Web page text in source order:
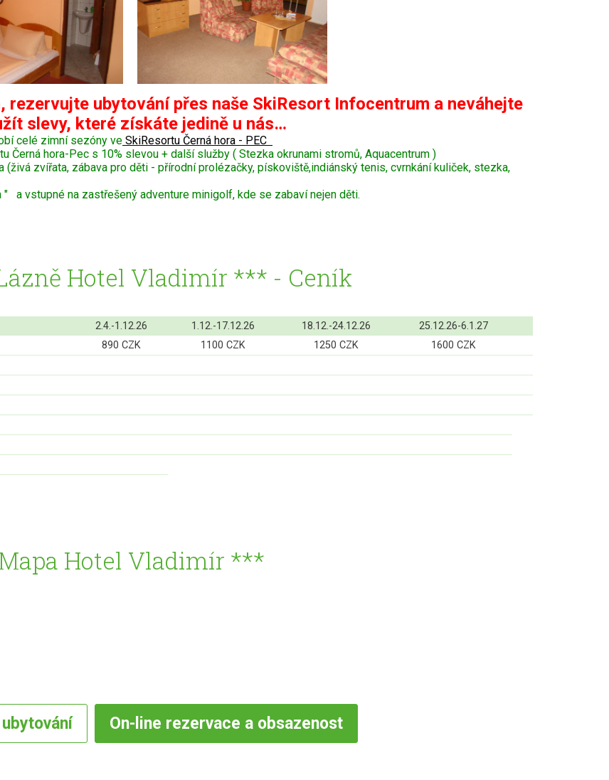
rezervujte ubytování přes naše SkiResort Infocentrum a neváhejte
slevy, které získáte jedině u nás…
celé zimní sezóny ve SkiResortu Černá hora - PEC
Černá hora-Pec s 10% slevou + další služby ( Stezka okrunami stromů, Aquacentrum )
(živá zvířata, zábava pro děti - přírodní prolézačky, pískoviště,indiánský tenis, cvrnkání kuliček, stezka,
a vstupné na zastřešený adventure minigolf, kde se zabaví nejen děti.
Hotel Vladimír *** - Ceník
2.4.-1.12.26 1.12.-17.12.26 18.12.-24.12.26
25.12.26-6.1.27
890 CZK 1100 CZK 1250 CZK
1600 CZK
Hotel Vladimír ***
ubytování On-line rezervace a obsazenost